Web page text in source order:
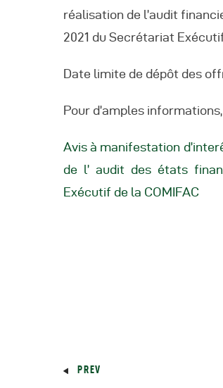
réalisation de l’audit
2021 du Secrétariat
Date limite de dépôt des
Pour d’amples
Avis à manifestation
de l’ audit des états
Exécutif de la COMIFAC
PREV